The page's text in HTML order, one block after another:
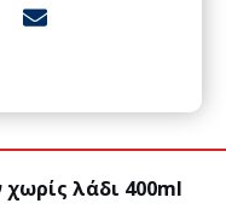
λάδι 400ml